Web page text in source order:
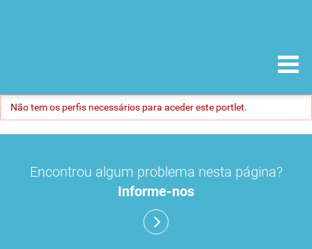
Não tem os perfis necessários para aceder este portlet.
Encontrou algum problema nesta página?
Informe-nos